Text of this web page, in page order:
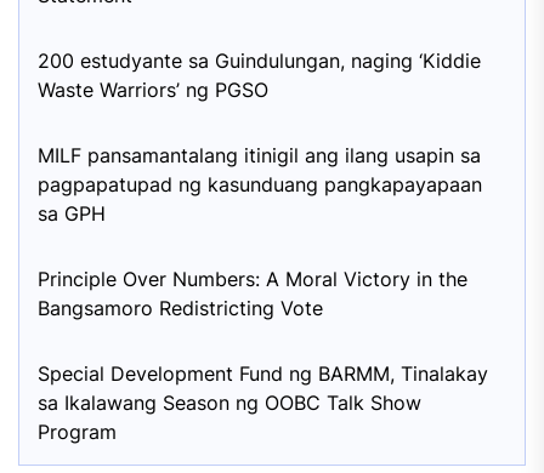
200 estudyante sa Guindulungan, naging ‘Kiddie
Waste Warriors’ ng PGSO
MILF pansamantalang itinigil ang ilang usapin sa
pagpapatupad ng kasunduang pangkapayapaan
sa GPH
Principle Over Numbers: A Moral Victory in the
Bangsamoro Redistricting Vote
Special Development Fund ng BARMM, Tinalakay
sa Ikalawang Season ng OOBC Talk Show
Program